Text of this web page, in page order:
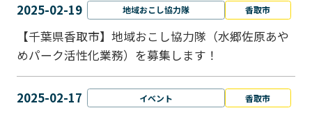
2025-02-19 地域おこし協力隊 香取市
【千葉県香取市】地域おこし協力隊（水郷佐原あや
めパーク活性化業務）を募集します！
2025-02-17 イベント 香取市